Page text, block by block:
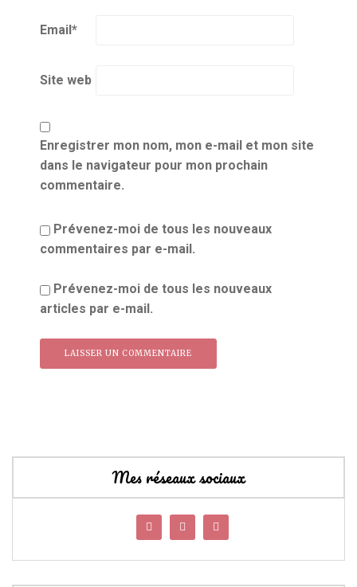
Email*
Site web
Enregistrer mon nom, mon e-mail et mon site
dans le navigateur pour mon prochain
commentaire.
Prévenez-moi de tous les nouveaux
commentaires par e-mail.
Prévenez-moi de tous les nouveaux
articles par e-mail.
Mes réseaux sociaux